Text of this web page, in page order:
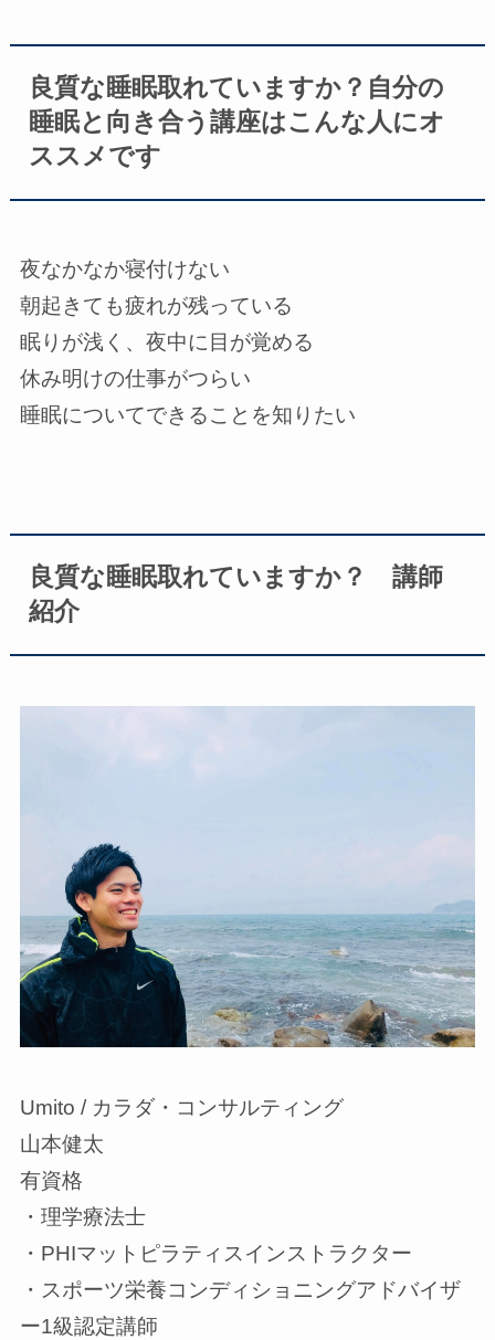
良質な睡眠取れていますか？自分の
睡眠と向き合う講座はこんな人にオ
ススメです
夜なかなか寝付けない
朝起きても疲れが残っている
眠りが浅く、夜中に目が覚める
休み明けの仕事がつらい
睡眠についてできることを知りたい
良質な睡眠取れていますか？ 講師
紹介
Umito / カラダ・コンサルティング
山本健太
有資格
・理学療法士
・PHIマットピラティスインストラクター
・スポーツ栄養コンディショニングアドバイザ
ー1級認定講師